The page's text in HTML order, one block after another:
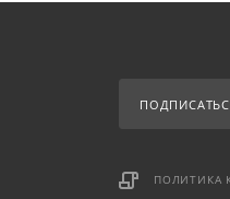
ПОЛИТИКА